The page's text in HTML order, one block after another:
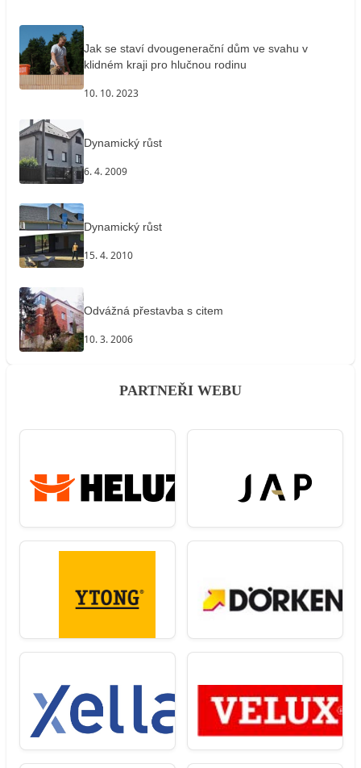
Jak se staví dvougenerační dům ve svahu v
klidném kraji pro hlučnou rodinu
10. 10. 2023
Dynamický růst
6. 4. 2009
Dynamický růst
15. 4. 2010
Odvážná přestavba s citem
10. 3. 2006
PARTNEŘI WEBU